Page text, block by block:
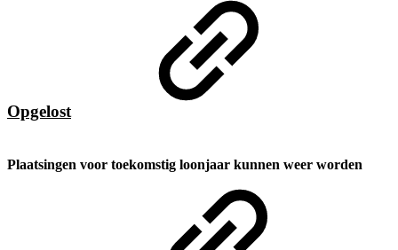
Opgelost
Plaatsingen voor toekomstig loonjaar kunnen weer worden